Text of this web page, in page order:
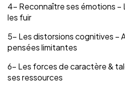
4- Reconnaître ses émotions –
les fuir
5- Les distorsions cognitives –
pensées limitantes
6- Les forces de caractère &
ses ressources